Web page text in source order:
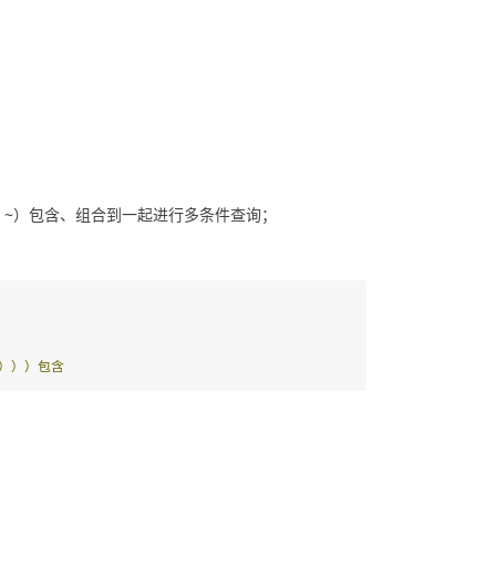
包含、组合到一起进行多条件查询；
））包含